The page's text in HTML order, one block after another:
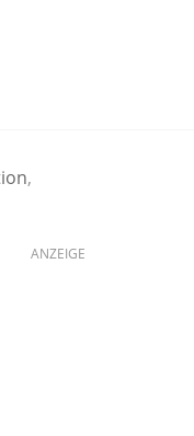
,
ANZEIGE